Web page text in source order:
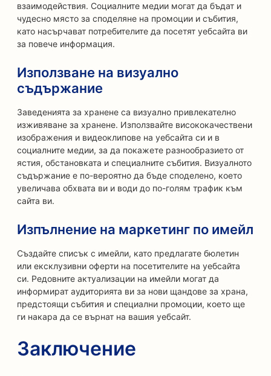
взаимодействия. Социалните медии могат да бъдат и
чудесно място за споделяне на промоции и събития,
като насърчават потребителите да посетят уебсайта ви
за повече информация.
Използване на визуално
съдържание
Заведенията за хранене са визуално привлекателно
изживяване за хранене. Използвайте висококачествени
изображения и видеоклипове на уебсайта си и в
социалните медии, за да покажете разнообразието от
ястия, обстановката и специалните събития. Визуалното
съдържание е по-вероятно да бъде споделено, което
увеличава обхвата ви и води до по-голям трафик към
сайта ви.
Изпълнение на маркетинг по имейл
Създайте списък с имейли, като предлагате бюлетин
или ексклузивни оферти на посетителите на уебсайта
си. Редовните актуализации на имейли могат да
информират аудиторията ви за нови щандове за храна,
предстоящи събития и специални промоции, което ще
ги накара да се върнат на вашия уебсайт.
Заключение